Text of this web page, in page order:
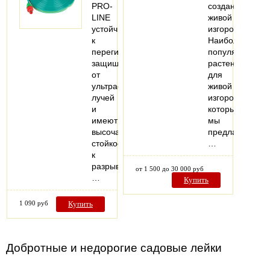
PRO-
LINE
устойчивы
к
перегибам,
защищены
от
ультрафиолетовых
лучей
и
имеют
высочайшую
стойкость
к
разрывам.
1 090 руб Купить
создания
живой
изгороди.
Наиболее
популярные
растения
для
живой
изгороди,
которые
мы
предлагаем:
от 1 500 до 30 000 руб
Купить
Добротные и недорогие садовые лейки